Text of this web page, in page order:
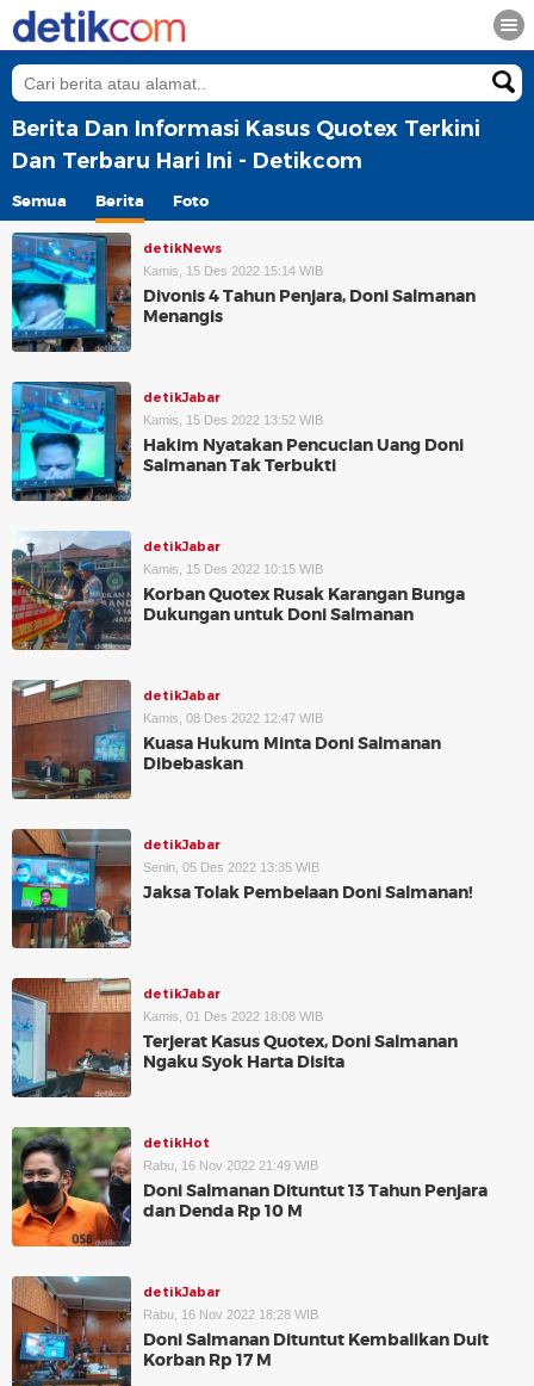
Berita Dan Informasi Kasus Quotex Terkini
Dan Terbaru Hari Ini - Detikcom
Semua Berita Foto
detikNews
Kamis, 15 Des 2022 15:14 WIB
Divonis 4 Tahun Penjara, Doni Salmanan
Menangis
detikJabar
Kamis, 15 Des 2022 13:52 WIB
Hakim Nyatakan Pencucian Uang Doni
Salmanan Tak Terbukti
detikJabar
Kamis, 15 Des 2022 10:15 WIB
Korban Quotex Rusak Karangan Bunga
Dukungan untuk Doni Salmanan
detikJabar
Kamis, 08 Des 2022 12:47 WIB
Kuasa Hukum Minta Doni Salmanan
Dibebaskan
detikJabar
Senin, 05 Des 2022 13:35 WIB
Jaksa Tolak Pembelaan Doni Salmanan!
detikJabar
Kamis, 01 Des 2022 18:08 WIB
Terjerat Kasus Quotex, Doni Salmanan
Ngaku Syok Harta Disita
detikHot
Rabu, 16 Nov 2022 21:49 WIB
Doni Salmanan Dituntut 13 Tahun Penjara
dan Denda Rp 10 M
detikJabar
Rabu, 16 Nov 2022 18:28 WIB
Doni Salmanan Dituntut Kembalikan Duit
Korban Rp 17 M